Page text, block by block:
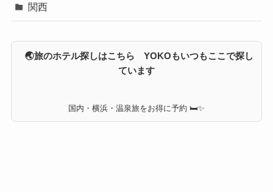
関西
🌏旅のホテル探しはこちら YOKOもいつもここで探し
ています